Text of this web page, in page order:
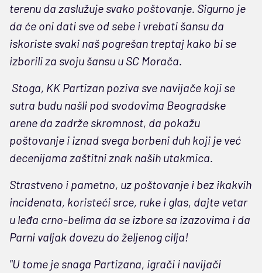
terenu da zaslužuje svako poštovanje. Sigurno je
da će oni dati sve od sebe i vrebati šansu da
iskoriste svaki naš pogrešan treptaj kako bi se
izborili za svoju šansu u SC Morača.
Stoga, KK Partizan poziva sve navijače koji se
sutra budu našli pod svodovima Beogradske
arene da zadrže skromnost, da pokažu
poštovanje i iznad svega borbeni duh koji je već
decenijama zaštitni znak naših utakmica.
Strastveno i pametno, uz poštovanje i bez ikakvih
incidenata, koristeći srce, ruke i glas, dajte vetar
u leđa crno-belima da se izbore sa izazovima i da
Parni valjak dovezu do željenog cilja!
"U tome je snaga Partizana, igrači i navijači